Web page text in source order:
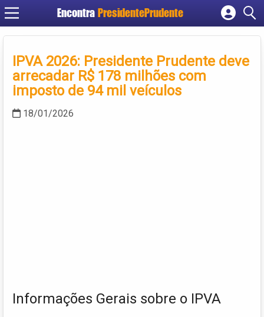
Encontra PresidentePrudente
Cadastrar empresa
Criar conta
IPVA 2026: Presidente Prudente deve
arrecadar R$ 178 milhões com
imposto de 94 mil veículos
18/01/2026
Informações Gerais sobre o IPVA